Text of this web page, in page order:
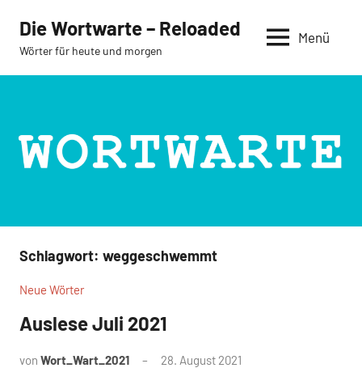
Inhalt
springen
Die Wortwarte – Reloaded
Wörter für heute und morgen
Menü
Schlagwort: weggeschwemmt
Neue Wörter
Auslese Juli 2021
von Wort_Wart_2021 28. August 2021